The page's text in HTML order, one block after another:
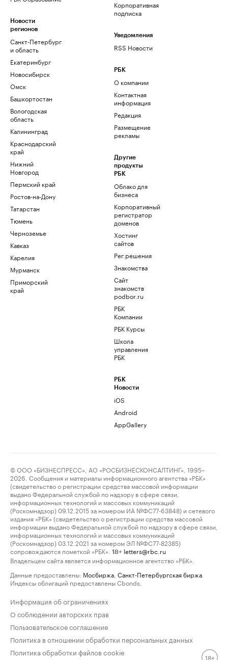
Новости
регионов
Санкт-Петербург
и область
Екатеринбург
Новосибирск
Омск
Башкортостан
Вологодская
область
Калининград
Краснодарский
край
Нижний
Новгород
Пермский край
Ростов-на-Дону
Татарстан
Тюмень
Черноземье
Кавказ
Карелия
Мурманск
Приморский
край
Корпоративная
подписка
Уведомления
RSS Новости
РБК
О компании
Контактная
информация
Редакция
Размещение
рекламы
Другие
продукты
РБК
Облако для
бизнеса
Корпоративный
регистратор
доменов
Хостинг
сайтов
Рег.решения
Знакомства
Сайт
знакомств
podbor.ru
РБК
Компании
РБК Курсы
Школа
управления
РБК
РБК
Новости
iOS
Android
AppGallery
© ООО «БИЗНЕСПРЕСС», АО «РОСБИЗНЕСКОНСАЛТИНГ», 1995–
2026. Сообщения и материалы информационного агентства «РБК»
(свидетельство о регистрации средства массовой информации
выдано Федеральной службой по надзору в сфере связи,
информационных технологий и массовых коммуникаций
(Роскомнадзор) 09.12.2015 за номером ИА №ФС77-63848) и сетевого
издания «РБК» (свидетельство о регистрации средства массовой
информации выдано Федеральной службой по надзору в сфере связи,
информационных технологий и массовых коммуникаций
(Роскомнадзор) 03.12.2021 за номером ЭЛ №ФС77-82385)
сопровождаются пометкой «РБК».
18+ letters@rbc.ru
Владельцем сайта является информационное агентство «РБК».
Данные предоставлены: Мосбиржа Санкт-Петербургская биржа
Индексы облигаций предоставлены Cbonds.
Информация об ограничениях
О соблюдении авторских прав
Пользовательское соглашение
Политика в отношении обработки персональных данных
Политика обработки файлов cookie
18+